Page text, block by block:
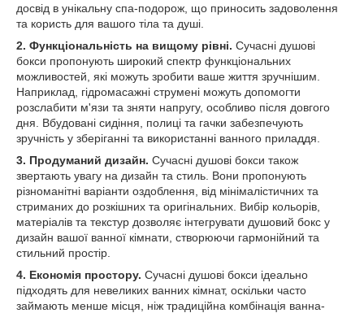
досвід в унікальну спа-подорож, що приносить задоволення
та користь для вашого тіла та душі.
2. Функціональність на вищому рівні. Сучасні душові
бокси пропонують широкий спектр функціональних
можливостей, які можуть зробити ваше життя зручнішим.
Наприклад, гідромасажні струмені можуть допомогти
розслабити м'язи та зняти напругу, особливо після довгого
дня. Вбудовані сидіння, полиці та гачки забезпечують
зручність у зберіганні та використанні ванного приладдя.
3. Продуманий дизайн. Сучасні душові бокси також
звертають увагу на дизайн та стиль. Вони пропонують
різноманітні варіанти оздоблення, від мінімалістичних та
стриманих до розкішних та оригінальних. Вибір кольорів,
матеріалів та текстур дозволяє інтегрувати душовий бокс у
дизайн вашої ванної кімнати, створюючи гармонійний та
стильний простір.
4. Економія простору. Сучасні душові бокси ідеально
підходять для невеликих ванних кімнат, оскільки часто
займають менше місця, ніж традиційна комбінація ванна-